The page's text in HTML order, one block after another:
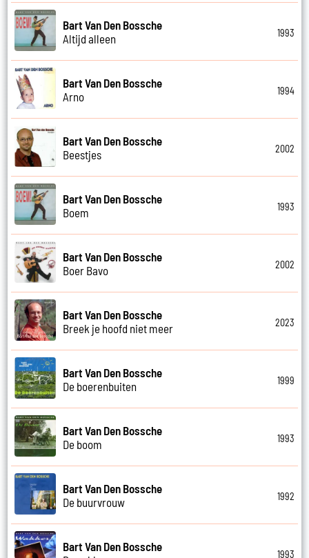
Bart Van Den Bossche
Altijd alleen
1993
Bart Van Den Bossche
Arno
1994
Bart Van Den Bossche
Beestjes
2002
Bart Van Den Bossche
Boem
1993
Bart Van Den Bossche
Boer Bavo
2002
Bart Van Den Bossche
Breek je hoofd niet meer
2023
Bart Van Den Bossche
De boerenbuiten
1999
Bart Van Den Bossche
De boom
1993
Bart Van Den Bossche
De buurvrouw
1992
Bart Van Den Bossche
1993